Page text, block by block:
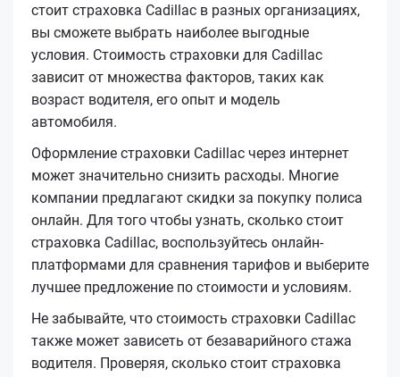
стоит страховка Cadillac в разных организациях,
вы сможете выбрать наиболее выгодные
условия. Стоимость страховки для Cadillac
зависит от множества факторов, таких как
возраст водителя, его опыт и модель
автомобиля.
Оформление страховки Cadillac через интернет
может значительно снизить расходы. Многие
компании предлагают скидки за покупку полиса
онлайн. Для того чтобы узнать, сколько стоит
страховка Cadillac, воспользуйтесь онлайн-
платформами для сравнения тарифов и выберите
лучшее предложение по стоимости и условиям.
Не забывайте, что стоимость страховки Cadillac
также может зависеть от безаварийного стажа
водителя. Проверяя, сколько стоит страховка